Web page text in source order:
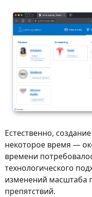
Естественно,
некоторое время —
времени
технологического
изменений масштаба
препятствий.